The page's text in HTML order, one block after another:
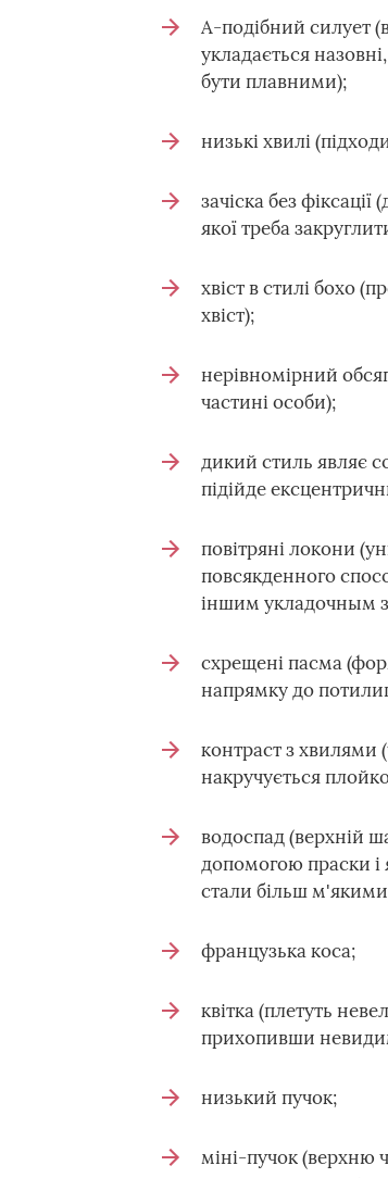
А-подібний силует
укладається
бути плавними);
низькі хвилі
зачіска без
якої треба
хвіст в стилі бохо
хвіст);
нерівномірний
частині особи);
дикий стиль являє
підійде
повітряні локони
повсякденного
іншим укладочным
схрещені пасма
напрямку до
контраст з хвилями
накручується
водоспад (верхній
допомогою праски і
стали більш
французька коса;
квітка (плетуть
прихопивши
низький пучок;
міні-пучок (верхню